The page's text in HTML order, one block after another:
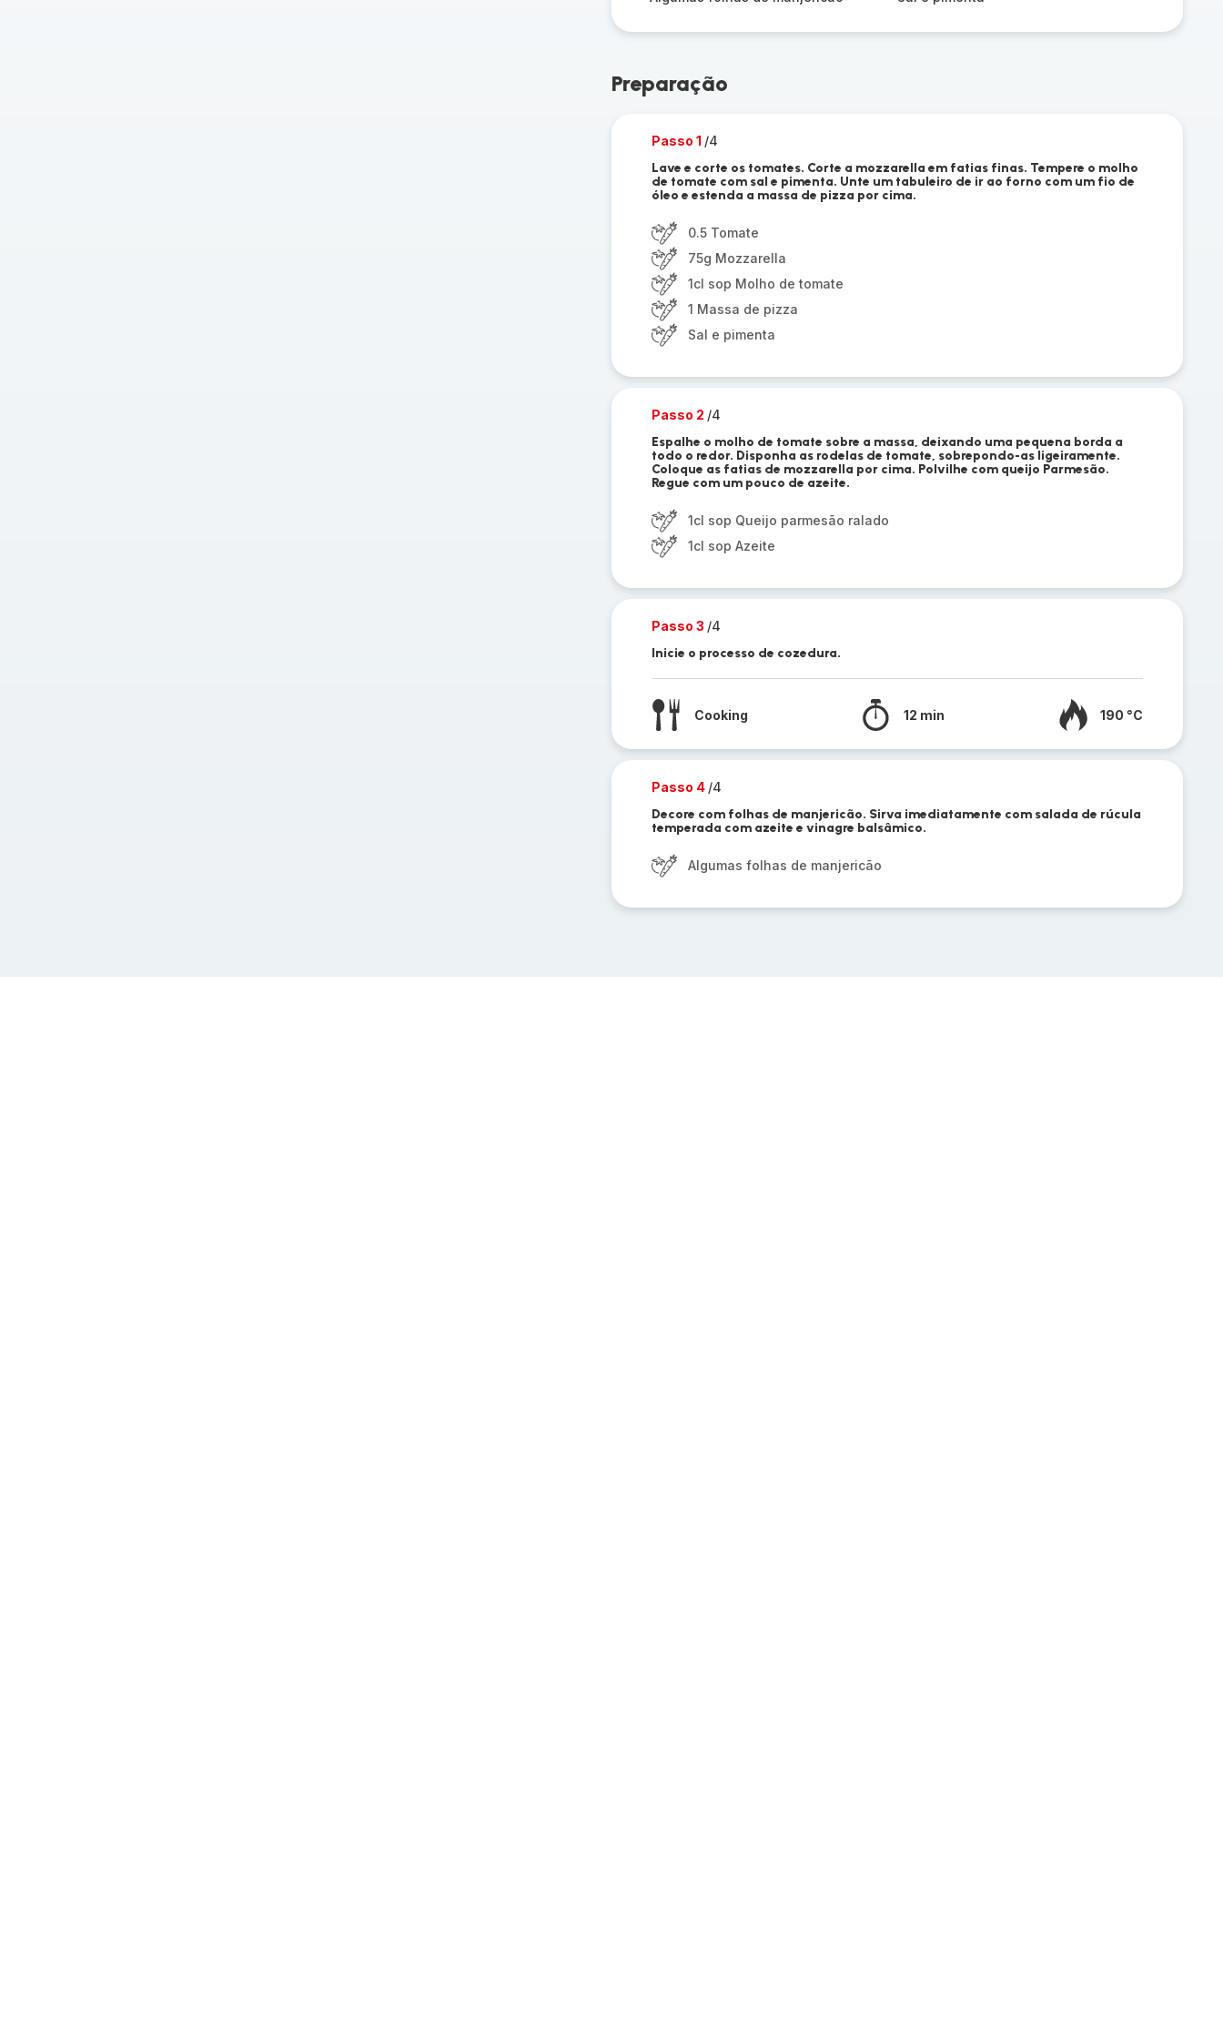
Preparação
Passo 1 /4
Lave e corte os tomates. Corte a mozzarella em fatias finas. Tempere o molho
de tomate com sal e pimenta. Unte um tabuleiro de ir ao forno com um fio de
óleo e estenda a massa de pizza por cima.
0.5 Tomate
75g Mozzarella
1cl sop Molho de tomate
1 Massa de pizza
Sal e pimenta
Passo 2 /4
Espalhe o molho de tomate sobre a massa, deixando uma pequena borda a
todo o redor. Disponha as rodelas de tomate, sobrepondo-as ligeiramente.
Coloque as fatias de mozzarella por cima. Polvilhe com queijo Parmesão.
Regue com um pouco de azeite.
1cl sop Queijo parmesão ralado
1cl sop Azeite
Passo 3 /4
Inicie o processo de cozedura.
Cooking 12 min 190 °C
Passo 4 /4
Decore com folhas de manjericão. Sirva imediatamente com salada de rúcula
temperada com azeite e vinagre balsâmico.
Algumas folhas de manjericão